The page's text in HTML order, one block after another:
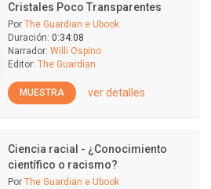
Cristales Poco Transparentes
Por The Guardian e Ubook
Duración: 0:34:08
Narrador: Willi Ospino
Editor: The Guardian
MUESTRA ver detalles
Ciencia racial - ¿Conocimiento
científico o racismo?
Por The Guardian e Ubook